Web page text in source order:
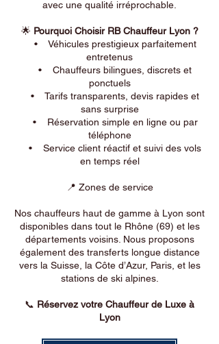
avec une qualité irréprochable.
🌟 Pourquoi Choisir RB Chauffeur Lyon ?
• Véhicules prestigieux parfaitement
entretenus
• Chauffeurs bilingues, discrets et
ponctuels
• Tarifs transparents, devis rapides et
sans surprise
• Réservation simple en ligne ou par
téléphone
• Service client réactif et suivi des vols
en temps réel
📍 Zones de service
Nos chauffeurs haut de gamme à Lyon sont
disponibles dans tout le Rhône (69) et les
départements voisins. Nous proposons
également des transferts longue distance
vers la Suisse, la Côte d’Azur, Paris, et les
stations de ski alpines.
📞 Réservez votre Chauffeur de Luxe à
Lyon